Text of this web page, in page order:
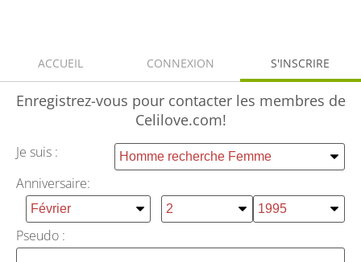
ACCUEIL CONNEXION S'INSCRIRE
Enregistrez-vous pour contacter les membres de
Celilove.com!
Je suis :
Anniversaire:
Pseudo :